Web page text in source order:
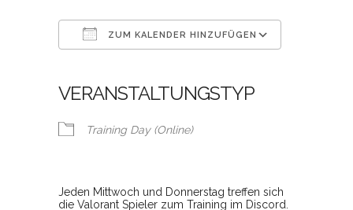
ZUM KALENDER HINZUFÜGEN
VERANSTALTUNGSTYP
Training Day (Online)
Jeden Mittwoch und Donnerstag treffen sich
die Valorant Spieler zum Training im Discord.